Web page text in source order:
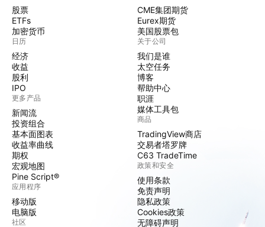
股票
ETFs
加密货币
日历
经济
收益
股利
IPO
更多产品
新闻流
投资组合
基本面图表
收益率曲线
期权
宏观地图
Pine Script®
应用程序
移动版
电脑版
社区
CME集团期货
Eurex期货
美国股票包
关于公司
我们是谁
太空任务
博客
帮助中心
职涯
媒体工具包
商品
TradingView商店
交易者塔罗牌
C63 TradeTime
政策和安全
使用条款
免责声明
隐私政策
Cookies政策
无障碍声明